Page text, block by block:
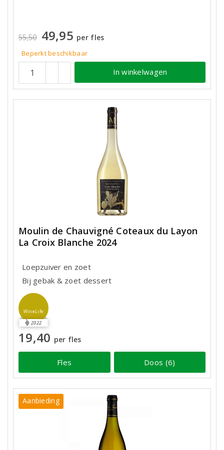
55,50 49,95 per fles
Beperkt beschikbaar
In winkelwagen
Moulin de Chauvigné Coteaux du Layon
La Croix Blanche 2024
Loepzuiver en zoet
Bij gebak & zoet dessert
WineLife
2022
19,40 per fles
Fles Doos (6)
Aanbieding